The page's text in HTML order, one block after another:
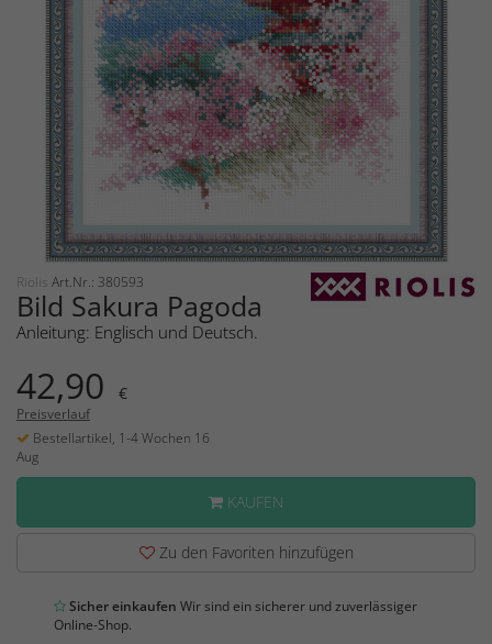
Riolis Art.Nr.: 380593
Bild Sakura Pagoda
Anleitung: Englisch und Deutsch.
42,90 €
Preisverlauf
Bestellartikel, 1-4 Wochen 16
Aug
KAUFEN
Zu den Favoriten hinzufügen
Sicher einkaufen Wir sind ein sicherer und zuverlässiger
Online-Shop.